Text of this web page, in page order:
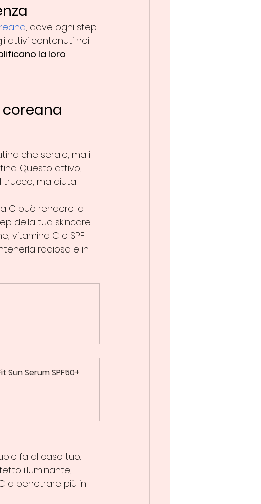
, dove ogni step
attivi contenuti nei
la loro
che serale, ma il
Questo attivo,
trucco, ma aiuta
C può rendere la
della tua skincare
vitamina C e SPF
radiosa e in
Sun Serum SPF50+
fa al caso tuo.
illuminante,
a penetrare più in